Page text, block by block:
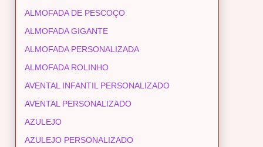
ALMOFADA DE PESCOÇO
ALMOFADA GIGANTE
ALMOFADA PERSONALIZADA
ALMOFADA ROLINHO
AVENTAL INFANTIL PERSONALIZADO
AVENTAL PERSONALIZADO
AZULEJO
AZULEJO PERSONALIZADO